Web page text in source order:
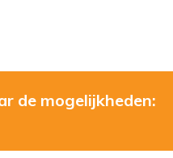
de mogelijkheden: